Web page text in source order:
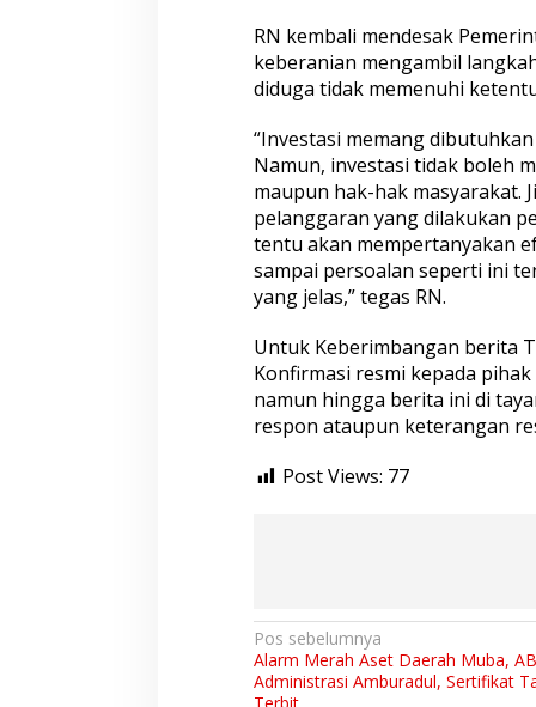
RN kembali mendesak
keberanian mengambil
diduga tidak memenuhi
“Investasi memang
Namun, investasi tidak boleh
maupun hak-hak masyarakat.
pelanggaran yang dilakukan
tentu akan mempertanyakan
sampai persoalan seperti ini
yang jelas,” tegas RN.
Untuk Keberimbangan berita
Konfirmasi resmi kepada
namun hingga berita ini di
respon ataupun keterangan
Post Views: 77
N
a
Pos sebelumnya
Alarm Merah Aset Daerah Muba,
Administrasi Amburadul, Sertifikat
Terbit